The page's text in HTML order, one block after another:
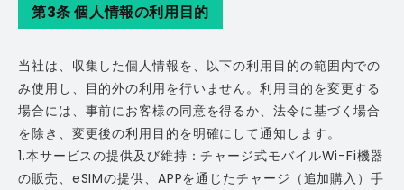
第3条 個人情報の利用目的
当社は、収集した個人情報を、以下の利用目的の範囲内での
み使用し、目的外の利用を行いません。利用目的を変更する
場合には、事前にお客様の同意を得るか、法令に基づく場合
を除き、変更後の利用目的を明確にして通知します。
1.本サービスの提供及び維持：チャージ式モバイルWi-Fi機器
の販売、eSIMの提供、APPを通じたチャージ（追加購入）手